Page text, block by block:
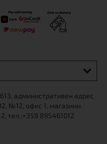
административен адрес
№12, офис 1, магазини
тел.:+359 895461012